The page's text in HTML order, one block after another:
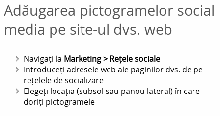
Adăugarea pictogramelor social
media pe site-ul dvs. web
Navigați la Marketing > Rețele sociale
Introduceți adresele web ale paginilor dvs. de pe
rețelele de socializare
Elegeți locația (subsol sau panou lateral) în care
doriți pictogramele